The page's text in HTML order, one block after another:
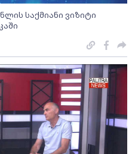
საქმიანი ვიზიტი